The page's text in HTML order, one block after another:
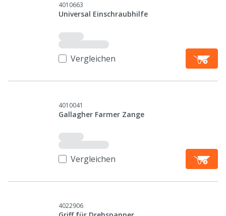
4010663
Universal Einschraubhilfe
Vergleichen
4010041
Gallagher Farmer Zange
Vergleichen
4022906